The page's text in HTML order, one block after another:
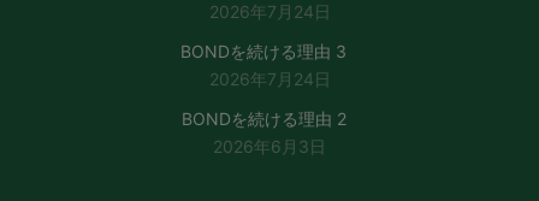
2026年7月24日
BONDを続ける理由 3
2026年7月24日
BONDを続ける理由 2
2026年6月3日